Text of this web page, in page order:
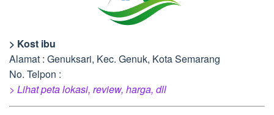
> Kost ibu
Alamat : Genuksari, Kec. Genuk, Kota Semarang
No. Telpon :
> Lihat peta lokasi, review, harga, dll